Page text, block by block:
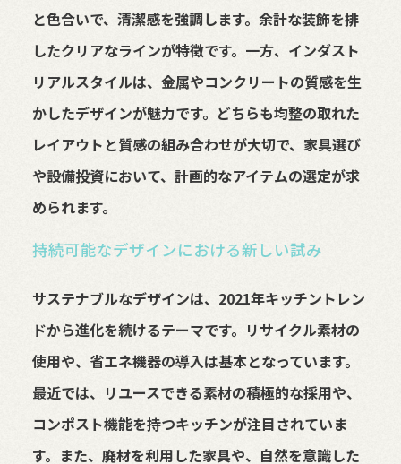
と色合いで、清潔感を強調します。余計な装飾を排
したクリアなラインが特徴です。一方、インダスト
リアルスタイルは、金属やコンクリートの質感を生
かしたデザインが魅力です。どちらも均整の取れた
レイアウトと質感の組み合わせが大切で、家具選び
や設備投資において、計画的なアイテムの選定が求
められます。
持続可能なデザインにおける新しい試み
サステナブルなデザインは、2021年キッチントレン
ドから進化を続けるテーマです。リサイクル素材の
使用や、省エネ機器の導入は基本となっています。
最近では、リユースできる素材の積極的な採用や、
コンポスト機能を持つキッチンが注目されていま
す。また、廃材を利用した家具や、自然を意識した